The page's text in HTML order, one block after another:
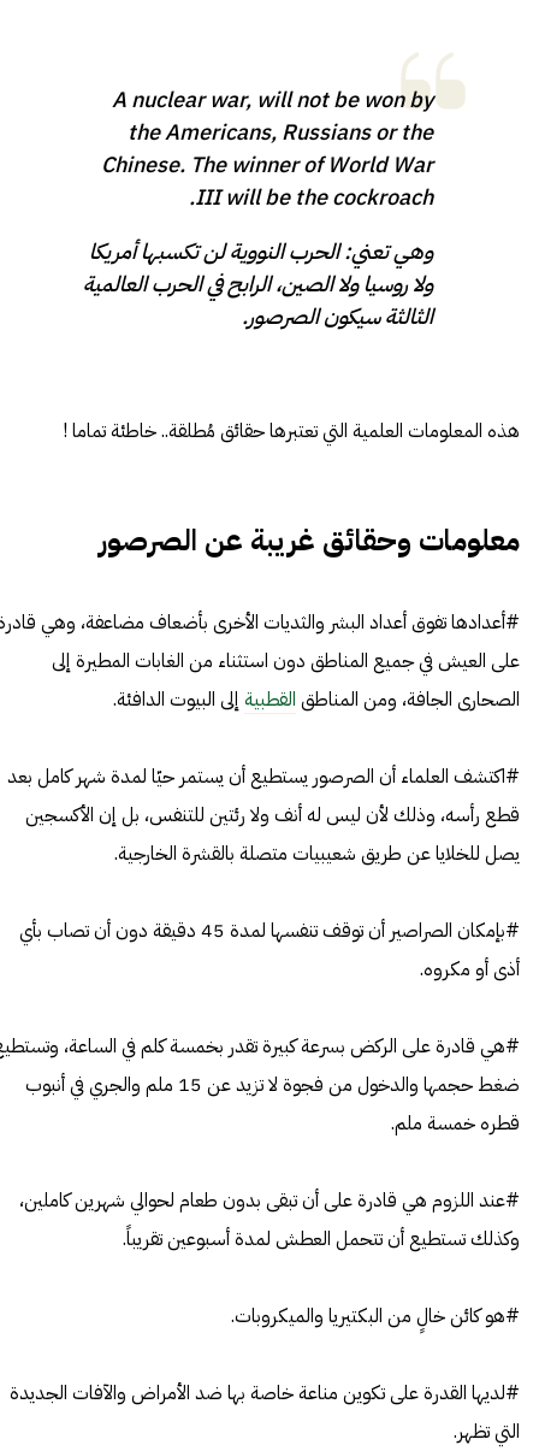
A nuclear war, will not be won by
the Americans, Russians or the
Chinese. The winner of World War
III will be the cockroach.
وهي تعني: الحرب النووية لن تكسبها أمريكا
ولا روسيا ولا الصين، الرابح في الحرب العالمية
الثالثة سيكون الصرصور.
هذه المعلومات العلمية التي تعتبرها حقائق مُطلقة.. خاطئة تماما!
معلومات وحقائق غريبة عن الصرصور
#أعدادها تفوق أعداد البشر والثديات الأخرى بأضعاف مضاعفة، وهي
على العيش في جميع المناطق دون استثناء من الغابات المطيرة إلى
الصحارى الجافة، ومن المناطق القطبية إلى البيوت الدافئة.
#اكتشف العلماء أن الصرصور يستطيع أن يستمر حيّا لمدة شهر كامل بعد
قطع رأسه، وذلك لأن ليس له أنف ولا رئتين للتنفس، بل إن الأكسجين
يصل للخلايا عن طريق شعيبيات متصلة بالقشرة الخارجية.
#بإمكان الصراصير أن توقف تنفسها لمدة 45 دقيقة دون أن تصاب بأي
أذى أو مكروه.
#هي قادرة على الركض بسرعة كبيرة تقدر بخمسة كلم في الساعة،
ضغط حجمها والدخول من فجوة لا تزيد عن 15 ملم والجري في أنبوب
قطره خمسة ملم.
#عند اللزوم هي قادرة على أن تبقى بدون طعام لحوالي شهرين كاملين،
وكذلك تستطيع أن تتحمل العطش لمدة أسبوعين تقريباً.
#هو كائن خالٍ من البكتيريا والميكروبات.
#لديها القدرة على تكوين مناعة خاصة بها ضد الأمراض والآفات الجديدة
التي تظهر.